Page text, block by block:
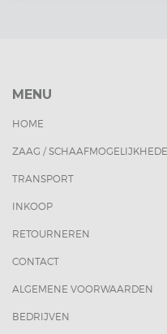
MENU
HOME
ZAAG /
TRANSPORT
INKOOP
RETOURNEREN
CONTACT
ALGEMENE VOORWAARDEN
BEDRIJVEN